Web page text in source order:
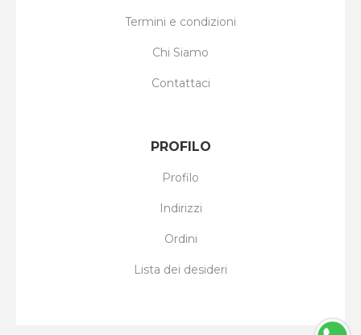
Termini e condizioni
Chi Siamo
Contattaci
PROFILO
Profilo
Indirizzi
Ordini
Lista dei desideri